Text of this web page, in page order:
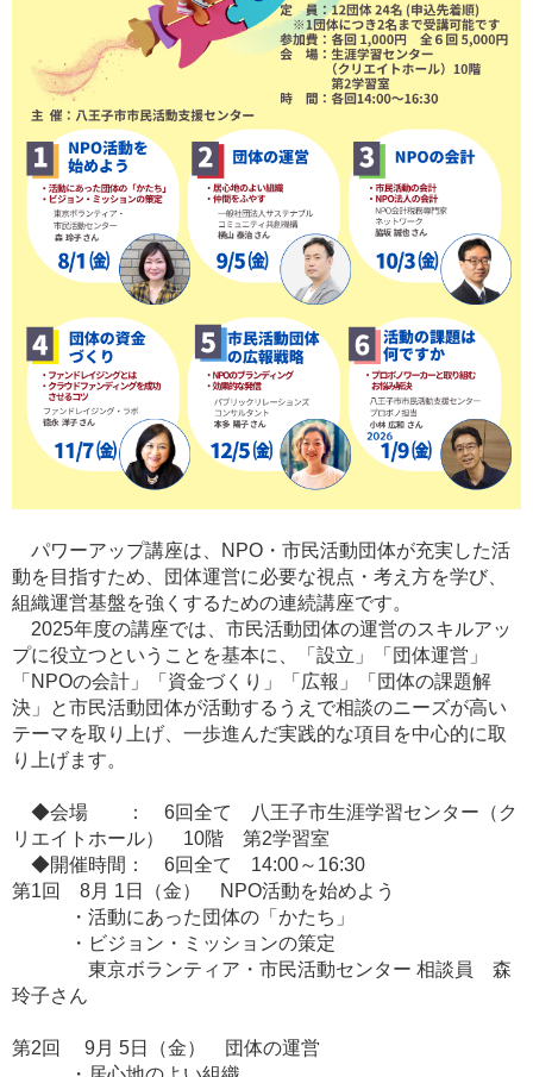
パワーアップ講座は、NPO・市民活動団体が充実した活
動を目指すため、団体運営に必要な視点・考え方を学び、
組織運営基盤を強くするための連続講座です。
2025年度の講座では、市民活動団体の運営のスキルアッ
プに役立つということを基本に、「設立」「団体運営」
「NPOの会計」「資金づくり」「広報」「団体の課題解
決」と市民活動団体が活動するうえで相談のニーズが高い
テーマを取り上げ、一歩進んだ実践的な項目を中心的に取
り上げます。
◆会場 ： 6回全て 八王子市生涯学習センター（ク
リエイトホール） 10階 第2学習室
◆開催時間： 6回全て 14:00～16:30
第1回 8月 1日（金） NPO活動を始めよう
・活動にあった団体の「かたち」
・ビジョン・ミッションの策定
東京ボランティア・市民活動センター 相談員 森
玲子さん
第2回 9月 5日（金） 団体の運営